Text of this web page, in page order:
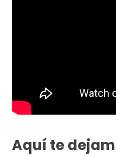
Aquí te